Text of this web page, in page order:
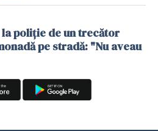
poliție de un trecător
pe stradă: "Nu aveau